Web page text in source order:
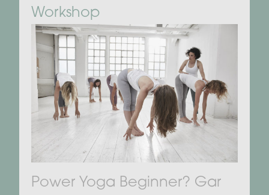
Workshop
Power Yoga Beginner? Gar